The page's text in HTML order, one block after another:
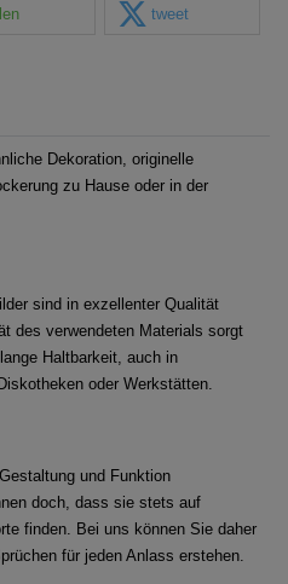
tweet
Dekoration, originelle
zu Hause oder in der
sind in exzellenter Qualität
des verwendeten Materials sorgt
Haltbarkeit, auch in
oder Werkstätten.
und Funktion
doch, dass sie stets auf
finden. Bei uns können Sie daher
für jeden Anlass erstehen.